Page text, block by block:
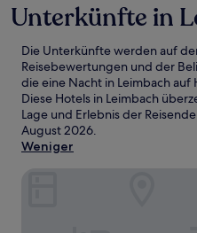
Unterkünfte in
Die Unterkünfte werden auf
Reisebewertungen und der
die eine Nacht in Leimbach
Diese Hotels in Leimbach
Lage und Erlebnis der
August 2026.
Weniger